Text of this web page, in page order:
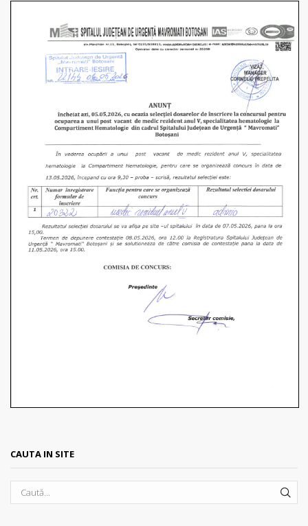
CAUTA IN SITE